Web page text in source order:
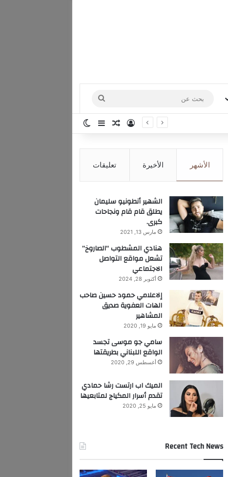
عن
تسجيل الدخول
مقال عشوائي
إضافة عمود جانبي
الأشهر الأخيرة تعليقات
الشهير أنطونيو سليمان
يطلق قام قام ونجاحات
كبرى.
مارس 13, 2021
هنادي المشطوب “الصاروخ”
تشعل مواقع التواصل
الاجتماعي
أكتوبر 28, 2024
إلاعلامي حمود حسين صاحب
الهات العفوية صديق
المشاهير
مايو 19, 2020
سامي جو موسى تجسد
الواقع اللبناني بطريقتها
أغسطس 29, 2020
الميك اب ارتست رشا حمادي
تقدم أسرار المكياج لمتابعيها
مايو 25, 2020
Recent Tech News